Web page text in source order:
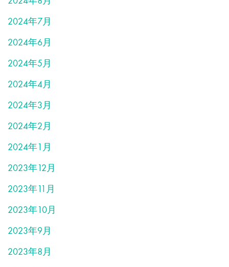
2024年7月
2024年6月
2024年5月
2024年4月
2024年3月
2024年2月
2024年1月
2023年12月
2023年11月
2023年10月
2023年9月
2023年8月